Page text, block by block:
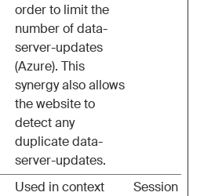
order to limit the
number of data-
server-updates
(Azure). This
synergy also allows
the website to
detect any
duplicate data-
server-updates.
Used in context
Session